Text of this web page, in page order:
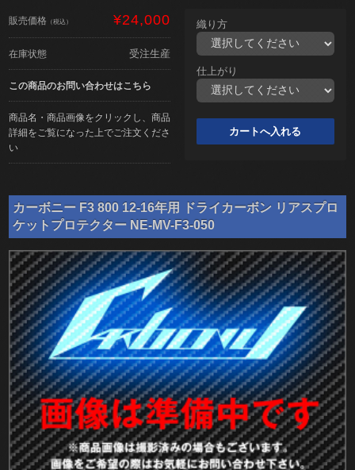
販売価格 （税込） ¥24,000
在庫状態 受注生産
この商品のお問い合わせはこちら
商品名・商品画像をクリックし、商品
詳細をご覧になった上でご注文くださ
い
織り方
仕上がり
カーボニー F3 800 12-16年用 ドライカーボン リアスプロ
ケットプロテクター NE-MV-F3-050